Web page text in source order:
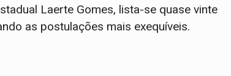
Laerte Gomes, lista-se quase vinte
as postulações mais exequíveis.